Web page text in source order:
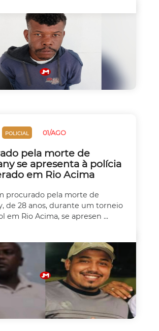
POLICIAL 01/AGO
pela morte de
se apresenta à polícia
em Rio Acima
procurado pela morte de
de 28 anos, durante um torneio
em Rio Acima, se apresen ...